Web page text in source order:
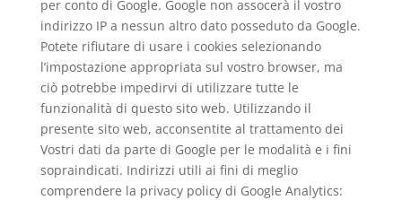
per conto di Google. Google non assocerà il vostro
indirizzo IP a nessun altro dato posseduto da Google.
Potete rifiutare di usare i cookies selezionando
l’impostazione appropriata sul vostro browser, ma
ciò potrebbe impedirvi di utilizzare tutte le
funzionalità di questo sito web. Utilizzando il
presente sito web, acconsentite al trattamento dei
Vostri dati da parte di Google per le modalità e i fini
sopraindicati. Indirizzi utili ai fini di meglio
comprendere la privacy policy di Google Analytics: